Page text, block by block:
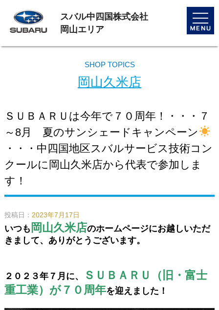
toggle
スバル中四国株式会社
岡山エリア
SHOP TOPICS
岡山久米店
ＳＵＢＡＲＵは今年で７０周年！・・・７
～8月 夏のサンシェードキャンペーン
・・・中四国地区スバルサービス技術コン
クールに岡山久米店から代表で参加しま
す！
投稿日： 2023年7月17日
いつも 岡山久米店のホームページにお越しいただ
きまして、ありがとうございます。
２０２３年７月に、
ＳＵＢＡＲＵ（旧・富士
重工業）が７０周年を迎えました！